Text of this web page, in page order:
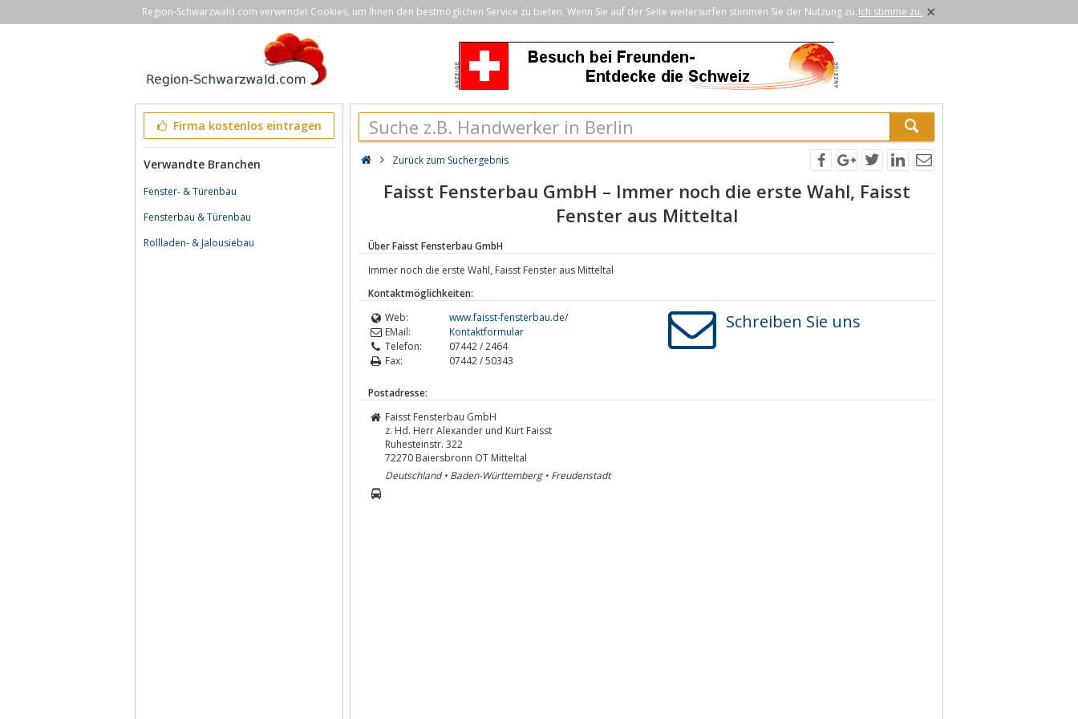
Region-Schwarzwald.com verwendet Cookies, um Ihnen den bestmöglichen Service zu bieten. Wenn Sie auf der Seite weitersurfen stimmen Sie der Nutzung zu.Ich stimme zu. ×
Firma kostenlos eintragen
Verwandte Branchen
Fenster- & Türenbau
Fensterbau & Türenbau
Rollladen- & Jalousiebau
Zurück zum Suchergebnis
Faisst Fensterbau GmbH – Immer noch die erste Wahl, Faisst
Fenster aus Mitteltal
Über Faisst Fensterbau GmbH
Immer noch die erste Wahl, Faisst Fenster aus Mitteltal
Kontaktmöglichkeiten:
Web:
www.faisst-fensterbau.de/
EMail:
Kontaktformular
Telefon:
07442 / 2464
Fax:
07442 / 50343
Schreiben Sie uns
Postadresse:
Faisst Fensterbau GmbH
z. Hd. Herr Alexander und Kurt Faisst
Ruhesteinstr. 322
72270 Baiersbronn OT Mitteltal
Deutschland • Baden-Württemberg • Freudenstadt